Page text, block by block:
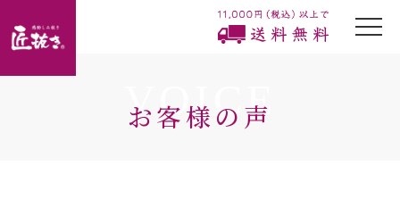
VOICE
お客様の声